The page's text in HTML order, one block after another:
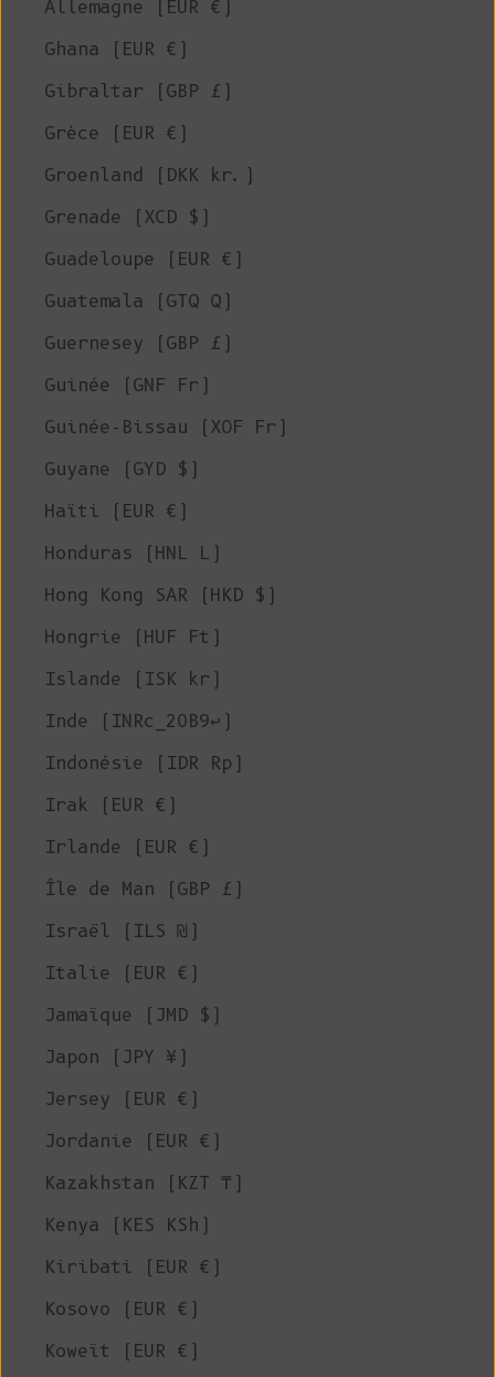
Allemagne (EUR €)
Ghana (EUR €)
Gibraltar (GBP £)
Grèce (EUR €)
Groenland (DKK kr.)
Grenade (XCD $)
Guadeloupe (EUR €)
Guatemala (GTQ Q)
Guernesey (GBP £)
Guinée (GNF Fr)
Guinée-Bissau (XOF Fr)
Guyane (GYD $)
Haïti (EUR €)
Honduras (HNL L)
Hong Kong SAR (HKD $)
Hongrie (HUF Ft)
Islande (ISK kr)
Inde (INRc_20B9↩)
Indonésie (IDR Rp)
Irak (EUR €)
Irlande (EUR €)
Île de Man (GBP £)
Israël (ILS ₪)
Italie (EUR €)
Jamaïque (JMD $)
Japon (JPY ¥)
Jersey (EUR €)
Jordanie (EUR €)
Kazakhstan (KZT ₸)
Kenya (KES KSh)
Kiribati (EUR €)
Kosovo (EUR €)
Koweït (EUR €)